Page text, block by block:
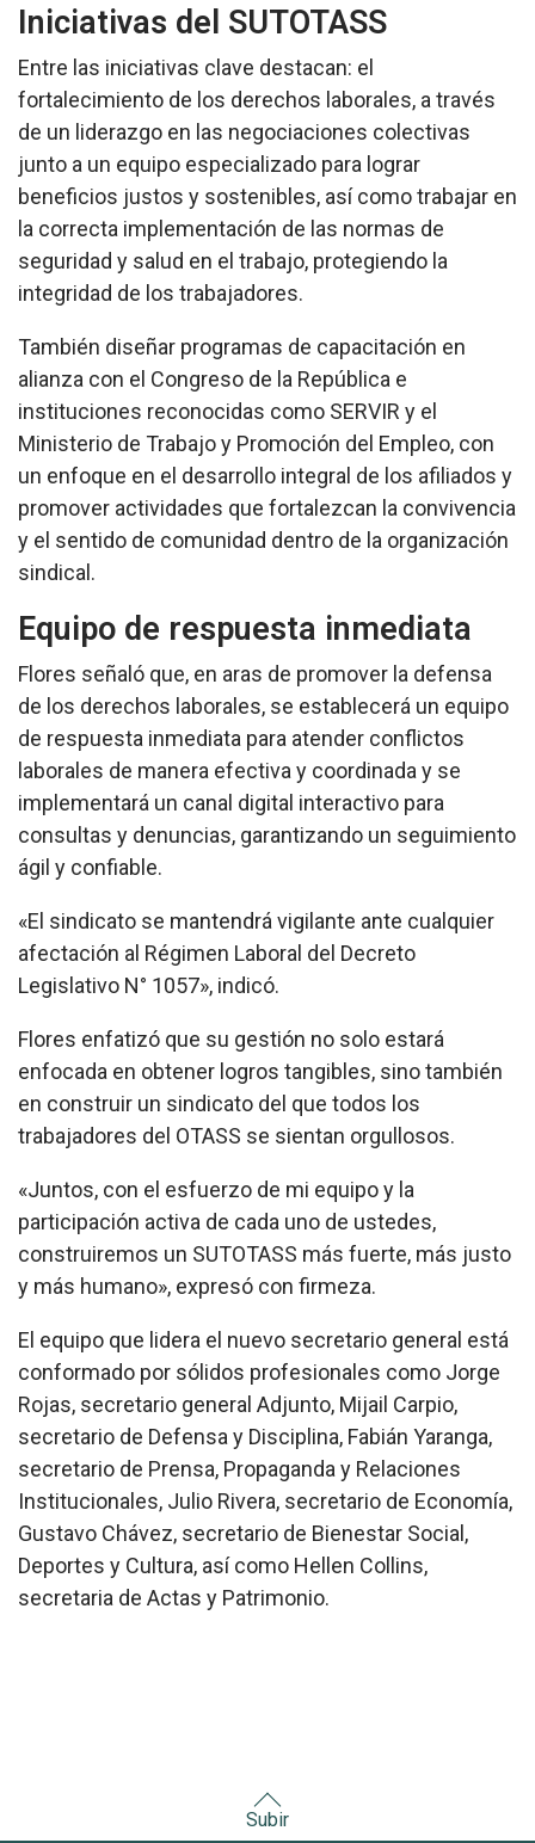
Iniciativas del SUTOTASS
Entre las iniciativas clave destacan: el
fortalecimiento de los derechos laborales, a través
de un liderazgo en las negociaciones colectivas
junto a un equipo especializado para lograr
beneficios justos y sostenibles, así como trabajar en
la correcta implementación de las normas de
seguridad y salud en el trabajo, protegiendo la
integridad de los trabajadores.
También diseñar programas de capacitación en
alianza con el Congreso de la República e
instituciones reconocidas como SERVIR y el
Ministerio de Trabajo y Promoción del Empleo, con
un enfoque en el desarrollo integral de los afiliados y
promover actividades que fortalezcan la convivencia
y el sentido de comunidad dentro de la organización
sindical.
Equipo de respuesta inmediata
Flores señaló que, en aras de promover la defensa
de los derechos laborales, se establecerá un equipo
de respuesta inmediata para atender conflictos
laborales de manera efectiva y coordinada y se
implementará un canal digital interactivo para
consultas y denuncias, garantizando un seguimiento
ágil y confiable.
«El sindicato se mantendrá vigilante ante cualquier
afectación al Régimen Laboral del Decreto
Legislativo N° 1057», indicó.
Flores enfatizó que su gestión no solo estará
enfocada en obtener logros tangibles, sino también
en construir un sindicato del que todos los
trabajadores del OTASS se sientan orgullosos.
«Juntos, con el esfuerzo de mi equipo y la
participación activa de cada uno de ustedes,
construiremos un SUTOTASS más fuerte, más justo
y más humano», expresó con firmeza.
El equipo que lidera el nuevo secretario general está
conformado por sólidos profesionales como Jorge
Rojas, secretario general Adjunto, Mijail Carpio,
secretario de Defensa y Disciplina, Fabián Yaranga,
secretario de Prensa, Propaganda y Relaciones
Institucionales, Julio Rivera, secretario de Economía,
Gustavo Chávez, secretario de Bienestar Social,
Deportes y Cultura, así como Hellen Collins,
secretaria de Actas y Patrimonio.
Subir